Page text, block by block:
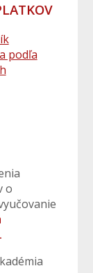
podľa
o